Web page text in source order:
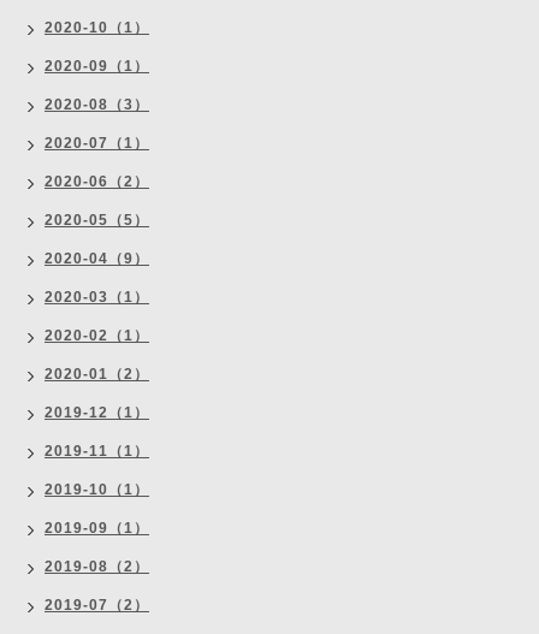
2020-10（1）
2020-09（1）
2020-08（3）
2020-07（1）
2020-06（2）
2020-05（5）
2020-04（9）
2020-03（1）
2020-02（1）
2020-01（2）
2019-12（1）
2019-11（1）
2019-10（1）
2019-09（1）
2019-08（2）
2019-07（2）